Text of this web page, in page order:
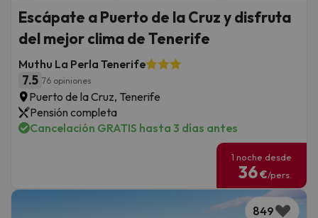
Escápate a Puerto de la Cruz y disfruta
del mejor clima de Tenerife
Muthu La Perla Tenerife
7.5 76 opiniones
Puerto de la Cruz, Tenerife
Pensión completa
Cancelación GRATIS hasta 3 días antes
1 noche desde
36€/pers.
849